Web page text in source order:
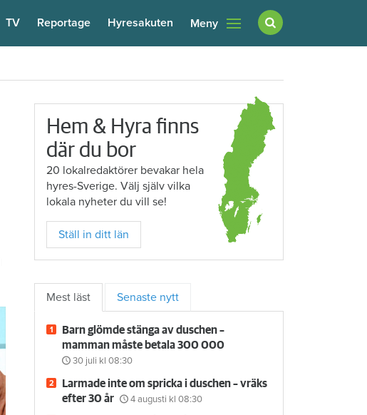
TV Reportage Hyresakuten Meny
Hem & Hyra finns
där du bor
20 lokalredaktörer bevakar hela
hyres-Sverige. Välj själv vilka
lokala nyheter du vill se!
Ställ in ditt län
Mest läst Senaste nytt
Barn glömde stänga av duschen –
mamman måste betala 300 000
30 juli kl 08:30
Larmade inte om spricka i duschen – vräks
efter 30 år
4 augusti kl 08:30